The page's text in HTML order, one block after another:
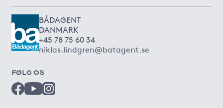
BÅDAGENT
DANMARK
+45 78 75 60 34
niklas.lindgren@batagent.se
FØLG OS